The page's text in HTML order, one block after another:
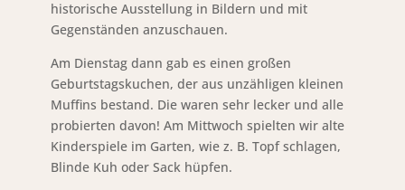
historische Ausstellung in Bildern und mit
Gegenständen anzuschauen.
Am Dienstag dann gab es einen großen
Geburtstagskuchen, der aus unzähligen kleinen
Muffins bestand. Die waren sehr lecker und alle
probierten davon! Am Mittwoch spielten wir alte
Kinderspiele im Garten, wie z. B. Topf schlagen,
Blinde Kuh oder Sack hüpfen.